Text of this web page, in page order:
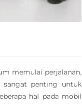
memulai perjalanan,
sangat penting untuk
hal pada mobil